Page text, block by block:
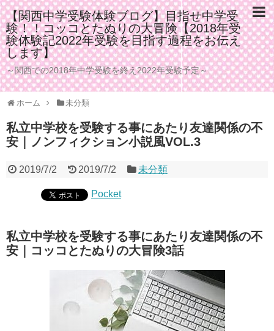
【関西中学受験体験ブログ】目指せ中学受
験！！コッコとたぬりの大冒険【2018年受
験体験記2022年受験を目指す過程をお伝え
します】
～関西での2018年中学受験を終え2022年受験予定～
ホーム 未分類
私立中学校を受験する事にあたり友達関係の不
安｜ノンフィクション小説風VOL.3
2019/7/2 2019/7/2 未分類
Pocket
私立中学校を受験する事にあたり友達関係の不
安｜コッコとたぬりの大冒険3話